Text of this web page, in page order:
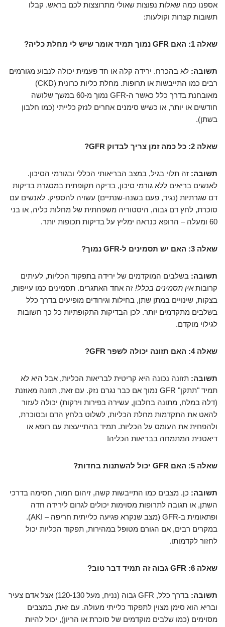
אספנו כמה שאלות נפוצות שאולי מתרוצצות לכם בראש. קבלו
תשובות קצרות וקולעות:
שאלה 1: האם GFR נמוך תמיד אומר שיש לי מחלת כליה?
תשובה: לא בהכרח. ירידה קלה או חד פעמית יכולה לנבוע מגורמים
רבים כמו התייבשות או תרופות. מחלת כליות כרונית (CKD)
מאובחנת בדרך כלל כאשר ה-GFR נמוך מ-60 במשך שלושה
חודשים או יותר, או כשיש סימנים אחרים לנזק כלייתי (כמו חלבון
בשתן).
שאלה 2: כל כמה זמן צריך לבדוק GFR?
תשובה: זה תלוי בגיל, במצב הבריאותי הכללי ובגורמי הסיכון.
לאנשים בריאים ללא גורמי סיכון, בדיקה תקופתית במסגרת בדיקות
דם שגרתיות (נגיד, פעם בשנה-שנתיים) עשויה להספיק. לאנשים עם
סוכרת, לחץ דם גבוה, היסטוריה משפחתית של מחלות כליה, או בני
60 ומעלה – הרופא כנראה ימליץ על בדיקות תכופות יותר.
שאלה 3: האם יש תסמינים ל-GFR נמוך?
תשובה: בשלבים המוקדמים של ירידה בתפקוד הכליות, לעיתים
קרובותאין תסמינים בכלל! זה אחד האתגרים. תסמינים כמו עייפות,
בצקות, שינויים במתן שתן, בחילות וגירודים מופיעים בדרך כלל
בשלבים מתקדמים יותר. לכן הבדיקות התקופתיות כל כך חשובות
לגילוי מוקדם.
שאלה 4: האם תזונה יכולה לשפר GFR?
תשובה: תזונה נכונה היא קריטית לבריאות הכליות, אבל היא לא
תמיד "תתקן" GFR נמוך אם כבר נגרם נזק. עם זאת, תזונה מאוזנת
(דלה במלח, מתונה בחלבון, עשירה בפירות וירקות) יכולה לעזור
להאט את התקדמות מחלת הכליות, לשלוט בלחץ הדם ובסוכרת,
ולהפחית את העומס על הכליות. תמיד בהתייעצות עם רופא או
דיאטנית המתמחה בבריאות הכליה!
שאלה 5: האם GFR יכול להשתנות בחדות?
תשובה: כן. מצבים כמו התייבשות קשה, זיהום חמור, חסימה בדרכי
השתן, או תגובה לתרופות מסוימות יכולים לגרום לירידה חדה
ופתאומית ב-GFR (מצב שנקרא פגיעה כלייתית חריפה – AKI).
במקרים רבים, אם הגורם מטופל במהירות, תפקוד הכליות יכול
לחזור לקדמותו.
שאלה 6: GFR גבוה זה תמיד דבר טוב?
תשובה:
בדרך כלל, GFR גבוה (נניח, מעל 120-130) אצל אדם צעיר
ובריא הוא סימן מצוין לתפקוד כלייתי מעולה. עם זאת, במצבים
מסוימים (כמו שלבים מוקדמים של סוכרת או הריון), יכול להיות